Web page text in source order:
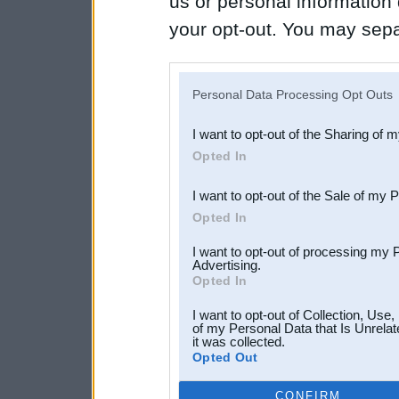
your opt-out. You may
Downstream Participants
third parties.
Personal Data Processing Opt Outs
I want to opt-out of the Sharing of
Opted In
I want to opt-out of the Sale of my
Opted In
I want to opt-out of processing my
Advertising.
Opted In
I want to opt-out of Collection,
of my Personal Data that Is
it was collected.
Opted Out
CONFIRM